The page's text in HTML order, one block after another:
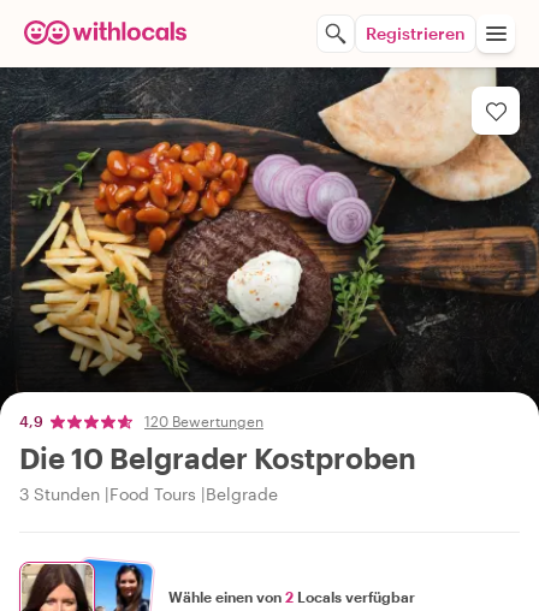
Registrieren
4,9 120 Bewertungen
Die 10 Belgrader Kostproben
3 Stunden Food Tours Belgrade
Wähle einen von 2 Locals verfügbar